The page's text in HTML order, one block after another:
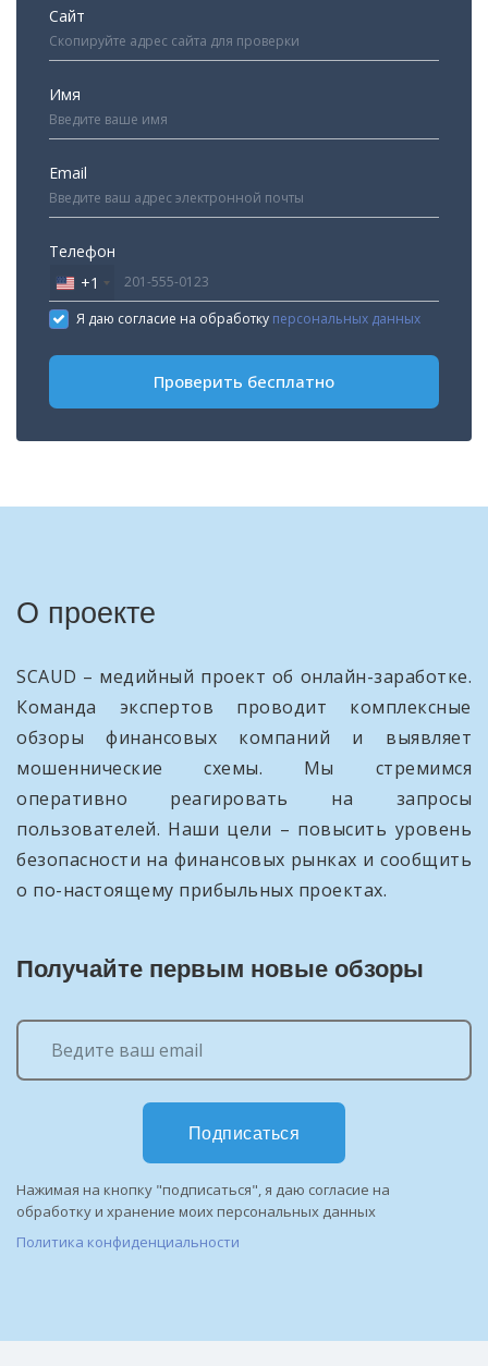
Сайт
Имя
Email
Телефон
United
States
+1
+1
Я даю согласие на обработку персональных данных
Проверить бесплатно
О проекте
SCAUD – медийный проект об онлайн-заработке.
Команда экспертов проводит комплексные
обзоры финансовых компаний и выявляет
мошеннические схемы. Мы стремимся
оперативно реагировать на запросы
пользователей. Наши цели – повысить уровень
безопасности на финансовых рынках и сообщить
о по-настоящему прибыльных проектах.
Получайте первым новые обзоры
Подписаться
Нажимая на кнопку "подписаться", я даю согласие на
обработку и хранение моих персональных данных
Политика конфиденциальности